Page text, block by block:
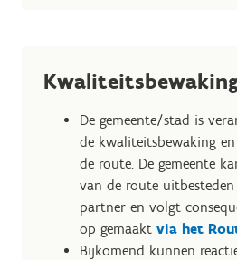
De gemeente/stad is
de kwaliteitsbewaking
de route. De gemeente
van de route
partner en volgt
op gemaakt via het
Bijkomend kunnen